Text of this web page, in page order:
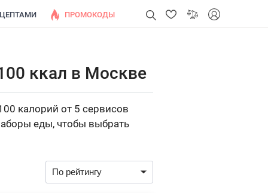
ПРОМОКОДЫ
ккал в Москве
калорий от 5 сервисов
еды, чтобы выбрать